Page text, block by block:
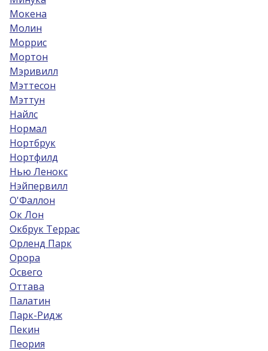
Мокена
Молин
Моррис
Мортон
Мэривилл
Мэттесон
Мэттун
Найлс
Нормал
Нортбрук
Нортфилд
Нью Ленокс
Нэйпервилл
О'Фаллон
Ок Лон
Окбрук Террас
Орленд Парк
Орора
Освего
Оттава
Палатин
Парк-Ридж
Пекин
Пеория